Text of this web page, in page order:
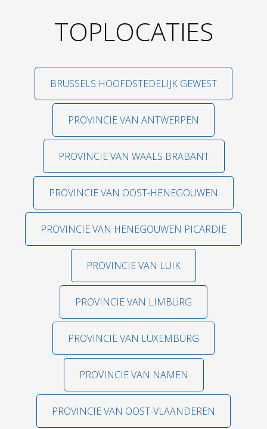
TOPLOCATIES
BRUSSELS HOOFDSTEDELIJK GEWEST
PROVINCIE VAN ANTWERPEN
PROVINCIE VAN WAALS BRABANT
PROVINCIE VAN OOST-HENEGOUWEN
PROVINCIE VAN HENEGOUWEN PICARDIË
PROVINCIE VAN LUIK
PROVINCIE VAN LIMBURG
PROVINCIE VAN LUXEMBURG
PROVINCIE VAN NAMEN
PROVINCIE VAN OOST-VLAANDEREN